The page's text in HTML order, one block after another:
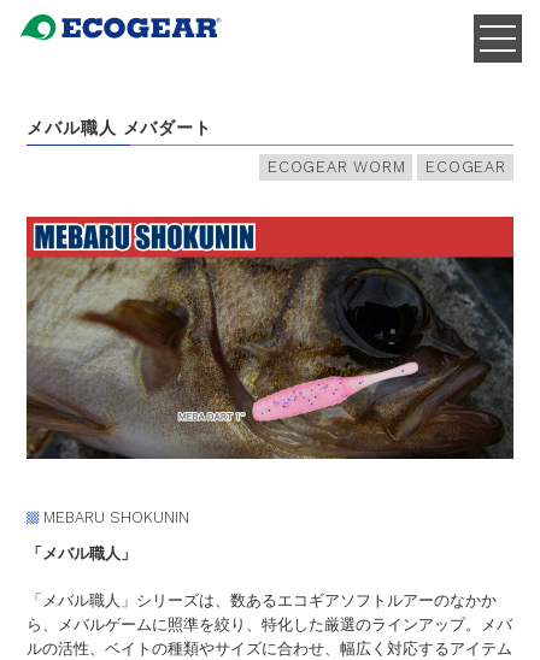
メバル職人 メバダート
ECOGEAR WORM ECOGEAR
MEBARU SHOKUNIN
「メバル職人」
「メバル職人」シリーズは、数あるエコギアソフトルアーのなかか
ら、メバルゲームに照準を絞り、特化した厳選のラインアップ。メバ
ルの活性、ベイトの種類やサイズに合わせ、幅広く対応するアイテム